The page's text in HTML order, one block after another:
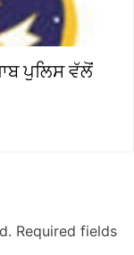
ਪੁਲਿਸ ਵੱਲੋਂ
Required fields